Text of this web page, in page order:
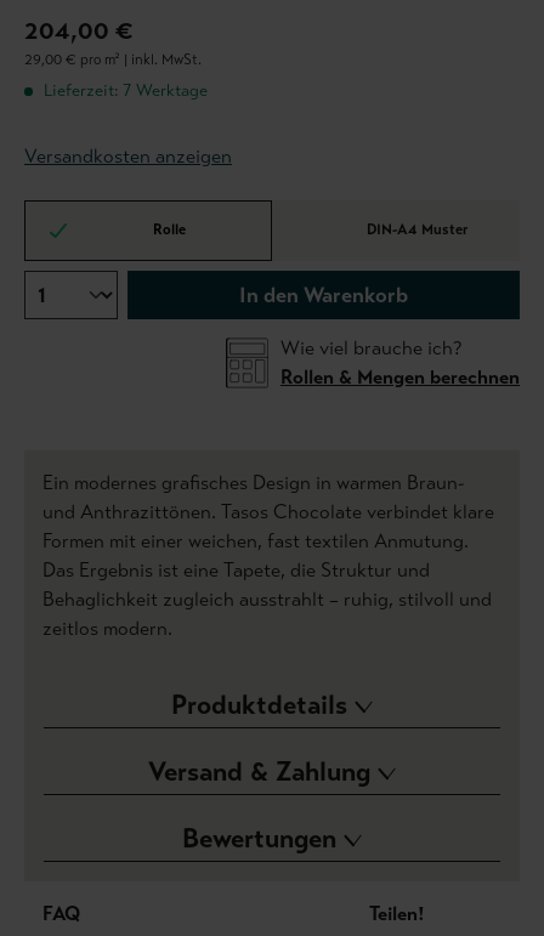
204,00 €
29,00 € pro m² | inkl. MwSt.
Lieferzeit: 7 Werktage
Versandkosten anzeigen
Rolle DIN-A4 Muster
In den Warenkorb
Wie viel brauche ich?
Rollen & Mengen berechnen
Ein modernes grafisches Design in warmen Braun-
und Anthrazittönen. Tasos Chocolate verbindet klare
Formen mit einer weichen, fast textilen Anmutung.
Das Ergebnis ist eine Tapete, die Struktur und
Behaglichkeit zugleich ausstrahlt – ruhig, stilvoll und
zeitlos modern.
Produktdetails
Versand & Zahlung
Bewertungen
FAQ Teilen!